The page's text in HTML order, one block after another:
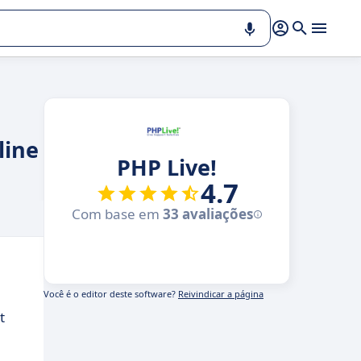
PHP Live!
4.7
Com base em 33 avaliações
Você é o editor deste software? Reivindicar a página